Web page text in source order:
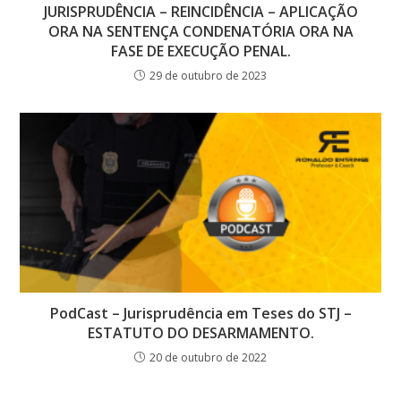
JURISPRUDÊNCIA – REINCIDÊNCIA – APLICAÇÃO
ORA NA SENTENÇA CONDENATÓRIA ORA NA
FASE DE EXECUÇÃO PENAL.
29 de outubro de 2023
PodCast – Jurisprudência em Teses do STJ –
ESTATUTO DO DESARMAMENTO.
20 de outubro de 2022